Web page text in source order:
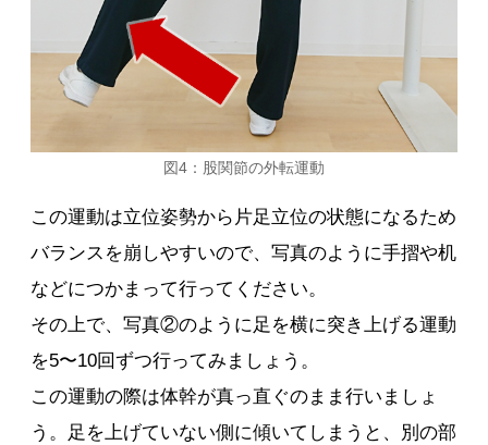
図4：股関節の外転運動
この運動は立位姿勢から片足立位の状態になるため
バランスを崩しやすいので、写真のように手摺や机
などにつかまって行ってください。
その上で、写真②のように足を横に突き上げる運動
を5〜10回ずつ行ってみましょう。
この運動の際は体幹が真っ直ぐのまま行いましょ
う。足を上げていない側に傾いてしまうと、別の部